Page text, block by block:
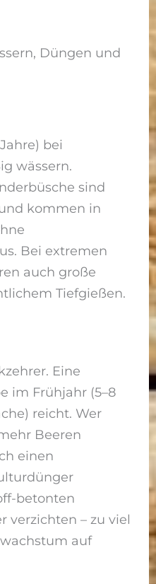
Düngen und
bei
wässern.
sind
kommen in
Bei extremen
auch große
Tiefgießen.
Eine
im Frühjahr (5–8
reicht. Wer
Beeren
einen
betonten
verzichten – zu viel
auf